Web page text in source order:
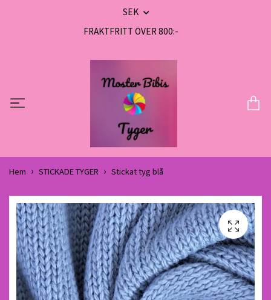
SEK
FRAKTFRITT ÖVER 800:-
Hem STICKADE TYGER Stickat tyg blå